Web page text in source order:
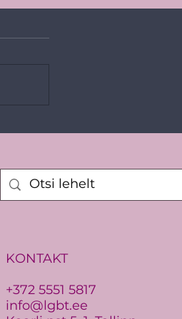
KONTAKT
+372 5551 5817
info@lgbt.ee